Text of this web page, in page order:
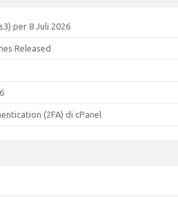
per 8 Juli 2026
Released
(2FA) di cPanel